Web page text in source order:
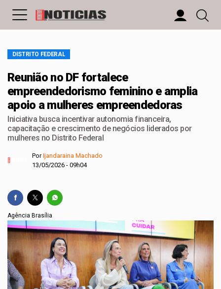
DISTRITO FEDERAL
Reunião no DF fortalece
empreendedorismo feminino e amplia
apoio a mulheres empreendedoras
Iniciativa busca incentivar autonomia financeira,
capacitação e crescimento de negócios liderados por
mulheres no Distrito Federal
PorIjandaraina Machado
13/05/2026 - 09h04
Agência Brasília